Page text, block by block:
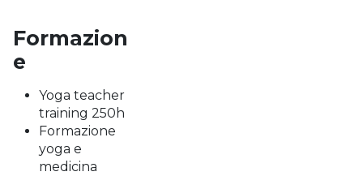
Formazion
e
Yoga teacher
training 250h
Formazione
yoga e
medicina